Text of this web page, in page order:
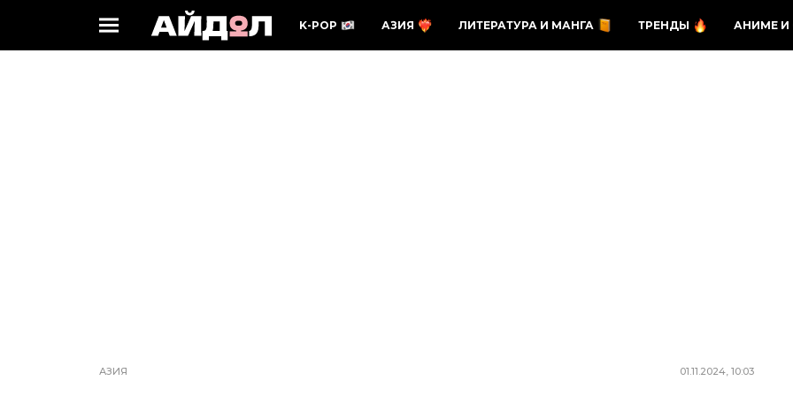
K-POP АЗИЯ ЛИТЕРАТУРА И МАНГА ТРЕНДЫ АНИМЕ И
АЗИЯ 01.11.2024, 10:03